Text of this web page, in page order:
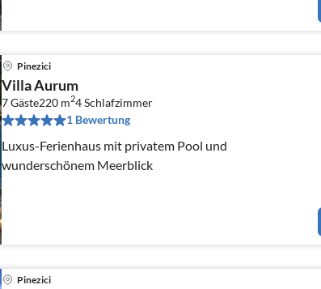
Pinezici
Villa Aurum
7 Gäste220 m24Schlafzimmer
1 Bewertung
Luxus-Ferienhaus mit privatem Pool und
wunderschönem Meerblick
Pinezici